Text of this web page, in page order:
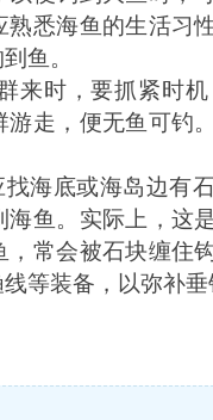
悉海鱼的生活习
鱼。
来时，要抓紧时
走，便无鱼可钓
海底或海岛边有
鱼。实际上，这
常会被石块缠住
等装备，以弥补